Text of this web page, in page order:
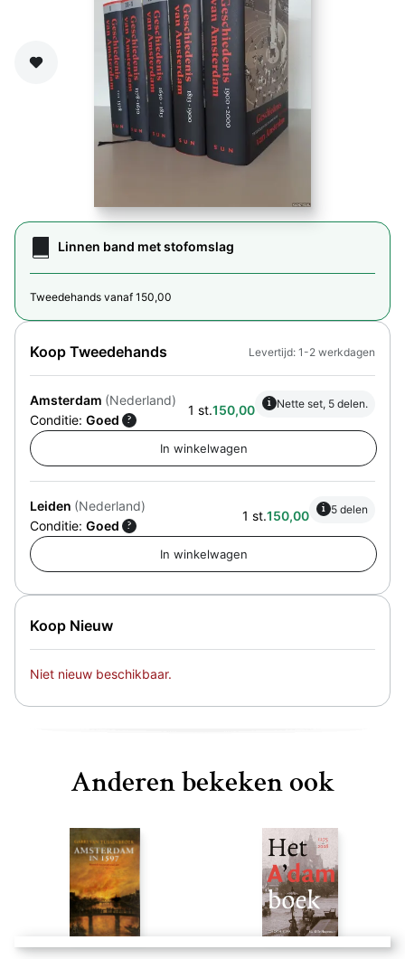
Zet op verlanglijst
Linnen band met stofomslag
Tweedehands vanaf 150,00
Koop Tweedehands
Amsterdam (Nederland)
Conditie: Goed ?
1 st.150,00 i Nette set, 5 delen.
Leiden (Nederland)
Conditie: Goed ?
1 st.150,00 i 5 delen
Levertijd: 1-2 werkdagen
Koop Nieuw
Niet nieuw beschikbaar.
Anderen bekeken ook